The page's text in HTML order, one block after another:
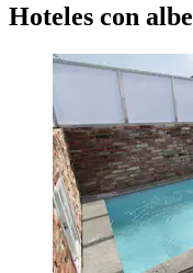
Hoteles con